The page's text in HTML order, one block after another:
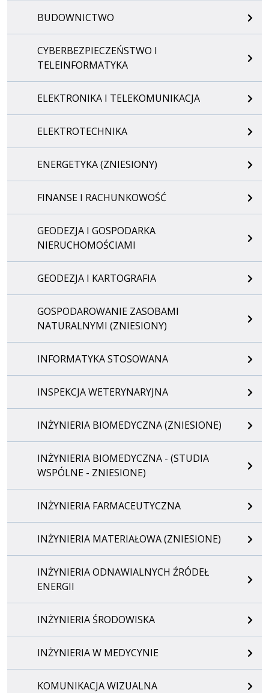
BUDOWNICTWO
CYBERBEZPIECZEŃSTWO I
TELEINFORMATYKA
ELEKTRONIKA I TELEKOMUNIKACJA
ELEKTROTECHNIKA
ENERGETYKA (ZNIESIONY)
FINANSE I RACHUNKOWOŚĆ
GEODEZJA I GOSPODARKA
NIERUCHOMOŚCIAMI
GEODEZJA I KARTOGRAFIA
GOSPODAROWANIE ZASOBAMI
NATURALNYMI (ZNIESIONY)
INFORMATYKA STOSOWANA
INSPEKCJA WETERYNARYJNA
INŻYNIERIA BIOMEDYCZNA (ZNIESIONE)
INŻYNIERIA BIOMEDYCZNA - (STUDIA
WSPÓLNE - ZNIESIONE)
INŻYNIERIA FARMACEUTYCZNA
INŻYNIERIA MATERIAŁOWA (ZNIESIONE)
INŻYNIERIA ODNAWIALNYCH ŹRÓDEŁ
ENERGII
INŻYNIERIA ŚRODOWISKA
INŻYNIERIA W MEDYCYNIE
KOMUNIKACJA WIZUALNA